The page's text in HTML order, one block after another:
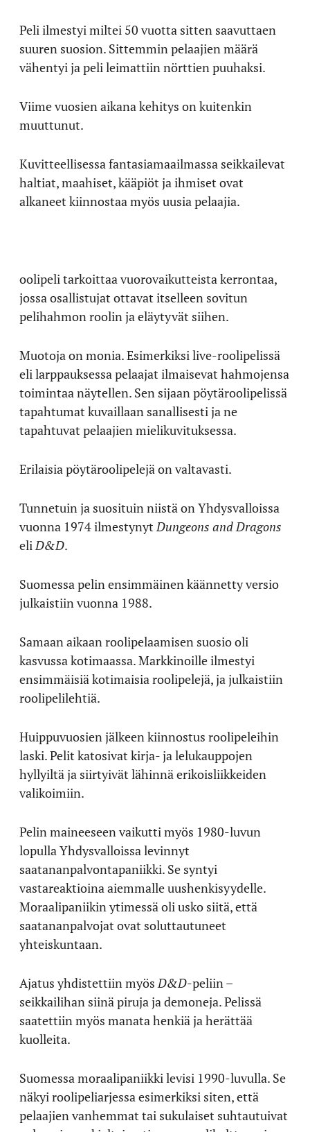
Peli ilmestyi miltei 50 vuotta sitten saavuttaen
suuren suosion. Sittemmin pelaajien määrä
vähentyi ja peli leimattiin nörttien puuhaksi.
Viime vuosien aikana kehitys on kuitenkin
muuttunut.
Kuvitteellisessa fantasiamaailmassa seikkailevat
haltiat, maahiset, kääpiöt ja ihmiset ovat
alkaneet kiinnostaa myös uusia pelaajia.
oolipeli tarkoittaa vuorovaikutteista kerrontaa,
jossa osallistujat ottavat itselleen sovitun
pelihahmon roolin ja eläytyvät siihen.
Muotoja on monia. Esimerkiksi live-roolipelissä
eli larppauksessa pelaajat ilmaisevat hahmojensa
toimintaa näytellen. Sen sijaan pöytäroolipelissä
tapahtumat kuvaillaan sanallisesti ja ne
tapahtuvat pelaajien mielikuvituksessa.
Erilaisia pöytäroolipelejä on valtavasti.
Tunnetuin ja suosituin niistä on Yhdysvalloissa
vuonna 1974 ilmestynytDungeons and Dragons
eliD&D.
Suomessa pelin ensimmäinen käännetty versio
julkaistiin vuonna 1988.
Samaan aikaan roolipelaamisen suosio oli
kasvussa kotimaassa. Markkinoille ilmestyi
ensimmäisiä kotimaisia roolipelejä, ja julkaistiin
roolipelilehtiä.
Huippuvuosien jälkeen kiinnostus roolipeleihin
laski. Pelit katosivat kirja- ja lelukauppojen
hyllyiltä ja siirtyivät lähinnä erikoisliikkeiden
valikoimiin.
Pelin maineeseen vaikutti myös 1980-luvun
lopulla Yhdysvalloissa levinnyt
saatananpalvontapaniikki. Se syntyi
vastareaktioina aiemmalle uushenkisyydelle.
Moraalipaniikin ytimessä oli usko siitä, että
saatananpalvojat ovat soluttautuneet
yhteiskuntaan.
Ajatus yhdistettiin myösD&D-peliin –
seikkailihan siinä piruja ja demoneja. Pelissä
saatettiin myös manata henkiä ja herättää
kuolleita.
Suomessa moraalipaniikki levisi 1990-luvulla. Se
näkyi roolipeliarjessa esimerkiksi siten, että
pelaajien vanhemmat tai sukulaiset suhtautuivat